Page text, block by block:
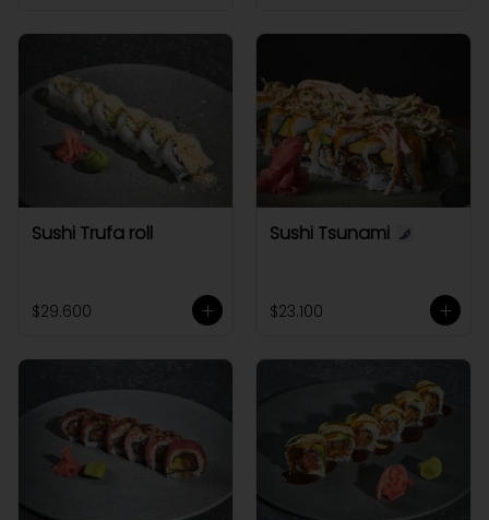
Sushi Trufa roll
$29.600
Sushi Tsunami
$23.100